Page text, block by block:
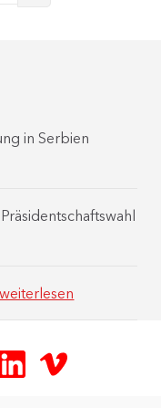
in Serbien
weiterlesen